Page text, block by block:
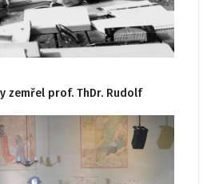
zemřel prof. ThDr. Rudolf